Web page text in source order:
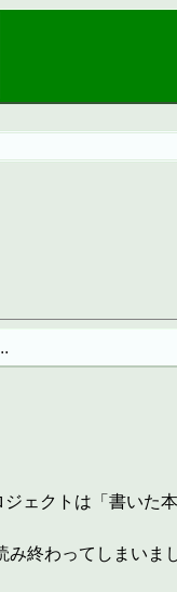
ェクトは「書いた
終わってしまいま